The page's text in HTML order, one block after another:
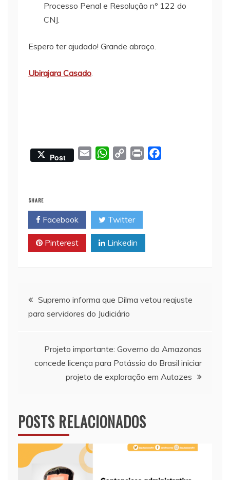
Processo Penal e Resolução nº 122 do
CNJ.
Espero ter ajudado! Grande abraço.
Ubirajara Casado.
Post
W
A
p
p
i
n
k
SHARE
Facebook Twitter
Pinterest Linkedin
Navegação
de
Post
Supremo informa que Dilma vetou reajuste
para servidores do Judiciário
Projeto importante: Governo do Amazonas
concede licença para Potássio do Brasil iniciar
projeto de exploração em Autazes
POSTS RELACIONADOS